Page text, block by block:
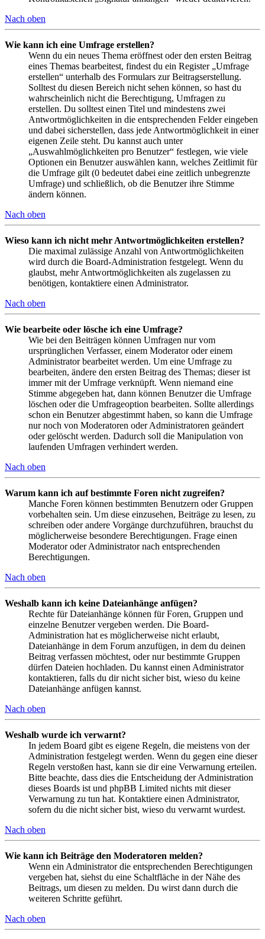
Nach oben
Wie kann ich eine Umfrage erstellen?
Wenn du ein neues Thema eröffnest oder den ersten Beitrag
eines Themas bearbeitest, findest du ein Register „Umfrage
erstellen“ unterhalb des Formulars zur Beitragserstellung.
Solltest du diesen Bereich nicht sehen können, so hast du
wahrscheinlich nicht die Berechtigung, Umfragen zu
erstellen. Du solltest einen Titel und mindestens zwei
Antwortmöglichkeiten in die entsprechenden Felder eingeben
und dabei sicherstellen, dass jede Antwortmöglichkeit in einer
eigenen Zeile steht. Du kannst auch unter
„Auswahlmöglichkeiten pro Benutzer“ festlegen, wie viele
Optionen ein Benutzer auswählen kann, welches Zeitlimit für
die Umfrage gilt (0 bedeutet dabei eine zeitlich unbegrenzte
Umfrage) und schließlich, ob die Benutzer ihre Stimme
ändern können.
Nach oben
Wieso kann ich nicht mehr Antwortmöglichkeiten erstellen?
Die maximal zulässige Anzahl von Antwortmöglichkeiten
wird durch die Board-Administration festgelegt. Wenn du
glaubst, mehr Antwortmöglichkeiten als zugelassen zu
benötigen, kontaktiere einen Administrator.
Nach oben
Wie bearbeite oder lösche ich eine Umfrage?
Wie bei den Beiträgen können Umfragen nur vom
ursprünglichen Verfasser, einem Moderator oder einem
Administrator bearbeitet werden. Um eine Umfrage zu
bearbeiten, ändere den ersten Beitrag des Themas; dieser ist
immer mit der Umfrage verknüpft. Wenn niemand eine
Stimme abgegeben hat, dann können Benutzer die Umfrage
löschen oder die Umfrageoption bearbeiten. Sollte allerdings
schon ein Benutzer abgestimmt haben, so kann die Umfrage
nur noch von Moderatoren oder Administratoren geändert
oder gelöscht werden. Dadurch soll die Manipulation von
laufenden Umfragen verhindert werden.
Nach oben
Warum kann ich auf bestimmte Foren nicht zugreifen?
Manche Foren können bestimmten Benutzern oder Gruppen
vorbehalten sein. Um diese einzusehen, Beiträge zu lesen, zu
schreiben oder andere Vorgänge durchzuführen, brauchst du
möglicherweise besondere Berechtigungen. Frage einen
Moderator oder Administrator nach entsprechenden
Berechtigungen.
Nach oben
Weshalb kann ich keine Dateianhänge anfügen?
Rechte für Dateianhänge können für Foren, Gruppen und
einzelne Benutzer vergeben werden. Die Board-
Administration hat es möglicherweise nicht erlaubt,
Dateianhänge in dem Forum anzufügen, in dem du deinen
Beitrag verfassen möchtest, oder nur bestimmte Gruppen
dürfen Dateien hochladen. Du kannst einen Administrator
kontaktieren, falls du dir nicht sicher bist, wieso du keine
Dateianhänge anfügen kannst.
Nach oben
Weshalb wurde ich verwarnt?
In jedem Board gibt es eigene Regeln, die meistens von der
Administration festgelegt werden. Wenn du gegen eine dieser
Regeln verstoßen hast, kann sie dir eine Verwarnung erteilen.
Bitte beachte, dass dies die Entscheidung der Administration
dieses Boards ist und phpBB Limited nichts mit dieser
Verwarnung zu tun hat. Kontaktiere einen Administrator,
sofern du die nicht sicher bist, wieso du verwarnt wurdest.
Nach oben
Wie kann ich Beiträge den Moderatoren melden?
Wenn ein Administrator die entsprechenden Berechtigungen
vergeben hat, siehst du eine Schaltfläche in der Nähe des
Beitrags, um diesen zu melden. Du wirst dann durch die
weiteren Schritte geführt.
Nach oben